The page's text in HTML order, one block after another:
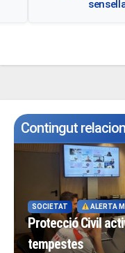
Contingut
SOCIETAT ALERTA
Protecció Civil
tempestes